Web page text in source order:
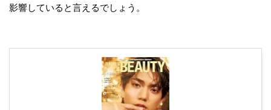
影響していると言えるでしょう。